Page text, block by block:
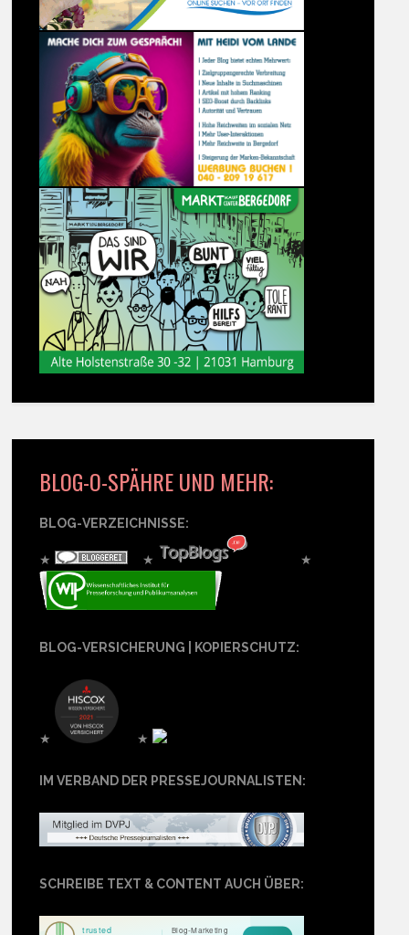
BLOG-O-SPÄHRE UND MEHR:
BLOG-VERZEICHNISSE:
★ ★ ★
BLOG-VERSICHERUNG | KOPIERSCHUTZ:
★ ★
IM VERBAND DER PRESSEJOURNALISTEN:
SCHREIBE TEXT & CONTENT AUCH ÜBER: